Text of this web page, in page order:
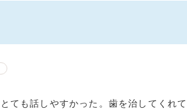
ても話しやすかった。歯を治してくれて